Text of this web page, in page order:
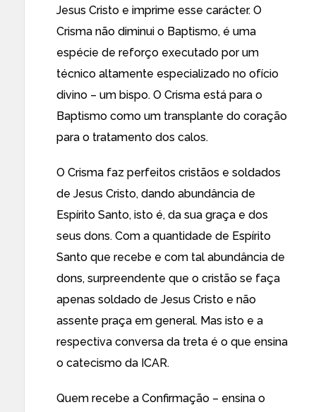
Jesus Cristo e imprime esse carácter. O
Crisma não diminui o Baptismo, é uma
espécie de reforço executado por um
técnico altamente especializado no ofício
divino – um bispo. O Crisma está para o
Baptismo como um transplante do coração
para o tratamento dos calos.
O Crisma faz perfeitos cristãos e soldados
de Jesus Cristo, dando abundância de
Espírito Santo, isto é, da sua graça e dos
seus dons. Com a quantidade de Espírito
Santo que recebe e com tal abundância de
dons, surpreendente que o cristão se faça
apenas soldado de Jesus Cristo e não
assente praça em general. Mas isto e a
respectiva conversa da treta é o que ensina
o catecismo da ICAR.
Quem recebe a Confirmação – ensina o